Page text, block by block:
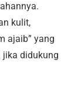
kulit,
ajaib” yang
jika didukung